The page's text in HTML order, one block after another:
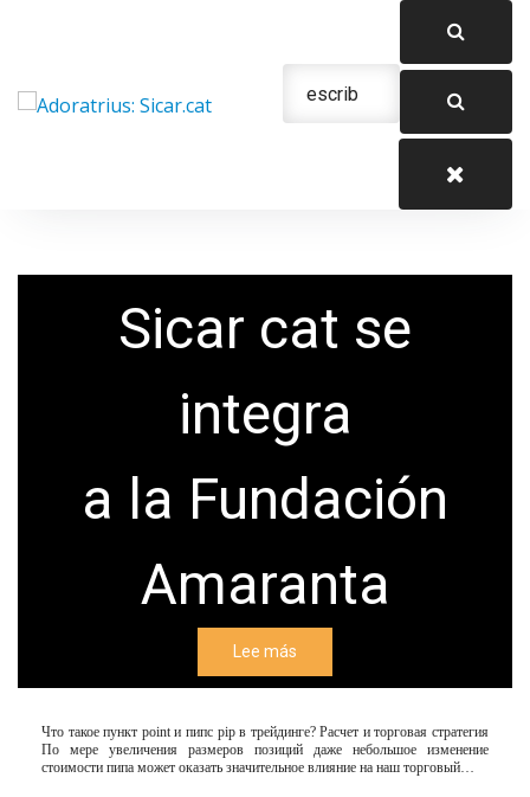
Sicar cat se
integra
a la Fundación
Amaranta
Lee más
Что такое пункт point и пипс pip в трейдинге? Расчет и торговая стратегия
По мере увеличения размеров позиций даже небольшое изменение
стоимости пипа может оказать значительное влияние на наш торговый…